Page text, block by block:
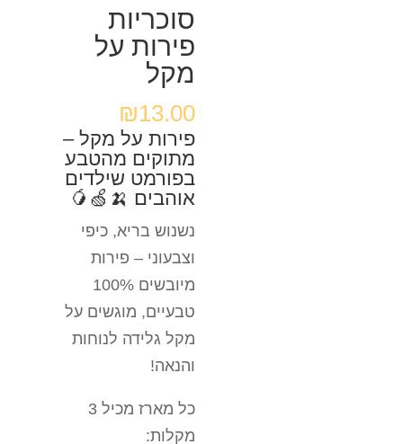
סוכריות
פירות על
מקל
₪13.00
פירות על מקל –
מתוקים מהטבע
בפורמט שילדים
אוהבים 🍌🍏🥭
נשנוש בריא, כיפי
וצבעוני – פירות
מיובשים 100%
טבעיים, מוגשים על
מקל גלידה לנוחות
והנאה!
כל מארז מכיל 3
מקלות: